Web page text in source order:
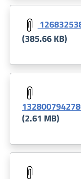
(385.66 KB)
(2.61 MB)